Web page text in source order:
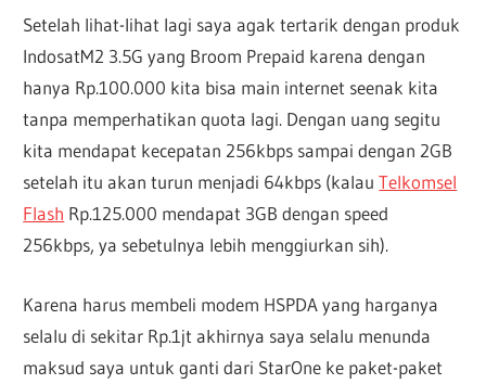
Setelah lihat-lihat lagi saya agak tertarik dengan produk
IndosatM2 3.5G yang Broom Prepaid karena dengan
hanya Rp.100.000 kita bisa main internet seenak kita
tanpa memperhatikan quota lagi. Dengan uang segitu
kita mendapat kecepatan 256kbps sampai dengan 2GB
setelah itu akan turun menjadi 64kbps (kalauTelkomsel
Flash Rp.125.000 mendapat 3GB dengan speed
256kbps, ya sebetulnya lebih menggiurkan sih).
Karena harus membeli modem HSPDA yang harganya
selalu di sekitar Rp.1jt akhirnya saya selalu menunda
maksud saya untuk ganti dari StarOne ke paket-paket